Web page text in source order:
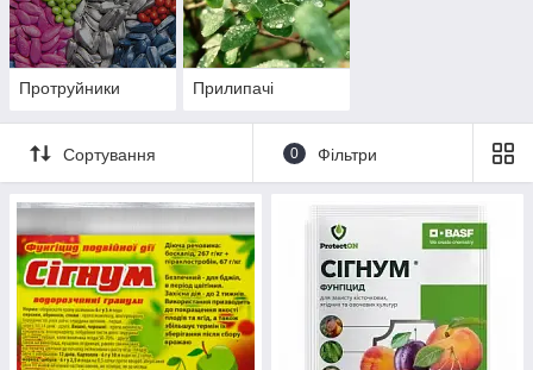
Протруйники Прилипачі
Сортування 0 Фільтри